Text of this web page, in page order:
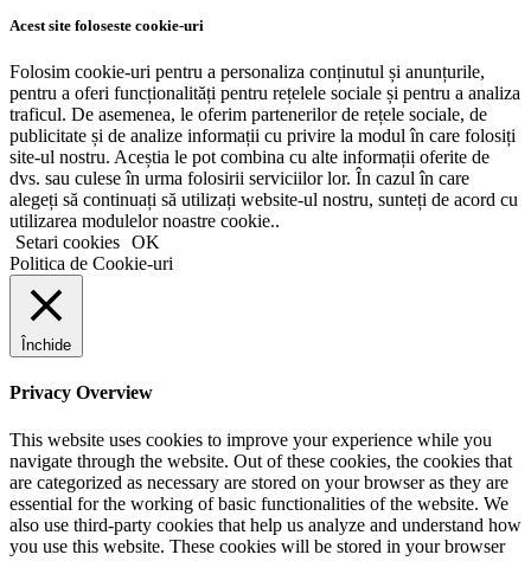
Acest site foloseste cookie-uri
Folosim cookie-uri pentru a personaliza conținutul și anunțurile,
pentru a oferi funcționalități pentru rețelele sociale și pentru a analiza
traficul. De asemenea, le oferim partenerilor de rețele sociale, de
publicitate și de analize informații cu privire la modul în care folosiți
site-ul nostru. Aceștia le pot combina cu alte informații oferite de
dvs. sau culese în urma folosirii serviciilor lor. În cazul în care
alegeți să continuați să utilizați website-ul nostru, sunteți de acord cu
utilizarea modulelor noastre cookie..
Setari cookies OK
Politica de Cookie-uri
Închide
Privacy Overview
This website uses cookies to improve your experience while you
navigate through the website. Out of these cookies, the cookies that
are categorized as necessary are stored on your browser as they are
essential for the working of basic functionalities of the website. We
also use third-party cookies that help us analyze and understand how
you use this website. These cookies will be stored in your browser